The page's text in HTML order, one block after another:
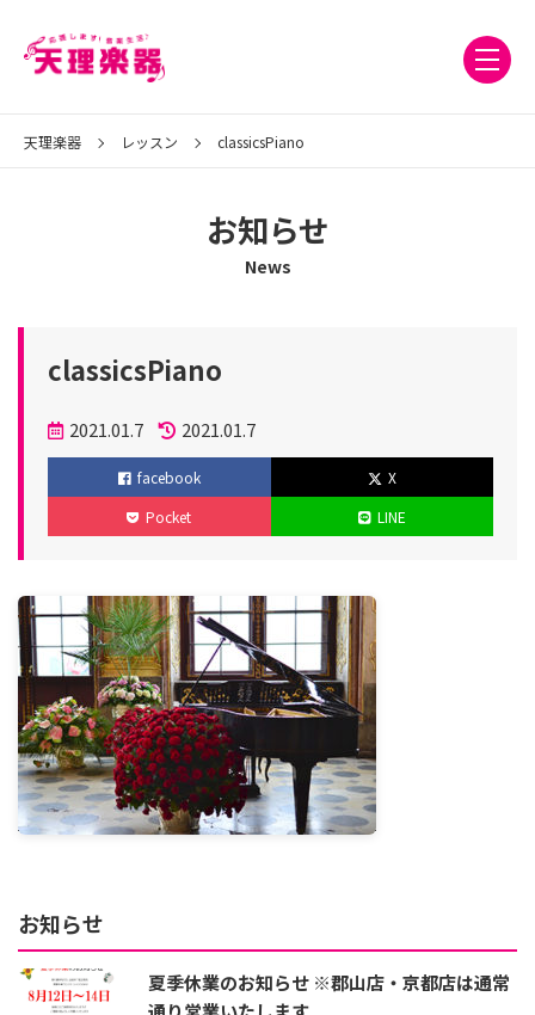
天理楽器 レッスン classicsPiano
お知らせ
News
classicsPiano
投
稿
日
2021.01.7
更
新
2021.01.7
facebook
X
Pocket
LINE
お知らせ
夏季休業のお知らせ ※郡山店・京都店は通常